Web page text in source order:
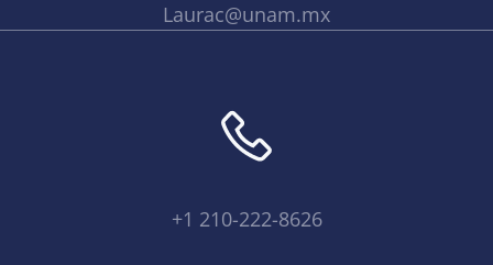
Laurac@unam.mx
+1 210-222-8626